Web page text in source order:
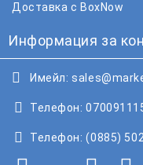
Доставка с BoxNow
Информация за
Имейл:
Телефон:
Телефон: (0885)